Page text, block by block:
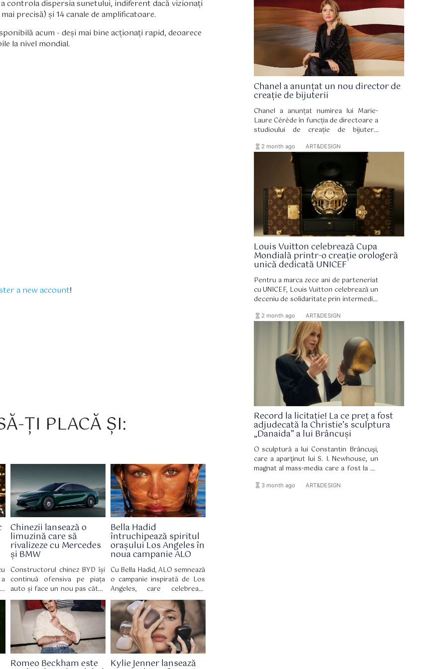
controla dispersia sunetului, indiferent dacă vizionați
precisă) și 14 canale de amplificatoare.
acum - deși mai bine acționați rapid, deoarece
la nivel mondial.
a new account!
ȚI PLACĂ ȘI:
Chinezii lansează o
limuzină care să
rivalizeze cu Mercedes
și BMW
Constructorul chinez BYD își
continuă ofensiva pe piața
auto și face un nou pas către
segmentul premium, odată cu
lansarea modelului Da Han, o
limuzină electrică de mari
dimensiuni care țintește
direct rivali consacrați precum
Mercedes S-Class, Mercedes
EQS și BMW Seria 7.
Bella Hadid
întruchipează spiritul
orașului Los Angeles în
noua campanie ALO
Cu Bella Hadid, ALO semnează
o campanie inspirată de Los
Angeles, care celebrează
bunăstarea autentică, bazată
pe echilibru, mișcare și
acceptare de sine.
Romeo Beckham este Kylie Jenner lansează
încorporat. Toată această frumusețe și
măiestrie muzicală au însă un preț: o
pereche de boxe în ediție limitată costă
450.000 de dolari.
Chanel a anunțat un nou director de
creație de bijuterii
Chanel a anunțat numirea lui Marie-
Laure Cérède în funcția de directoare a
studioului de creație de bijuterii.
Leguéreau (decedat la sfârșitul anului
2024), își va prelua funcția în octombrie
hourglass_full 2 month ago ART&DESIGN
Louis Vuitton celebrează Cupa
Mondială printr-o creație orologeră
unică dedicată UNICEF
Pentru a marca zece ani de parteneriat
cu UNICEF, Louis Vuitton celebrează un
deceniu de solidaritate prin intermediul
excepțională a obiectului Louis Vuitton
Unity Time, ale cărui venituri vor fi
donate organizației.
hourglass_full 2 month ago ART&DESIGN
Record la licitație! La ce preț a fost
adjudecată la Christie’s sculptura
„Danaida” a lui Brâncuși
O sculptură a lui Constantin Brâncuşi,
care a aparţinut lui S. I. Newhouse, un
magnat al mass-media care a fost la un
colecţionari de artă din lume, s-a vândut
hourglass_full 3 month ago ART&DESIGN